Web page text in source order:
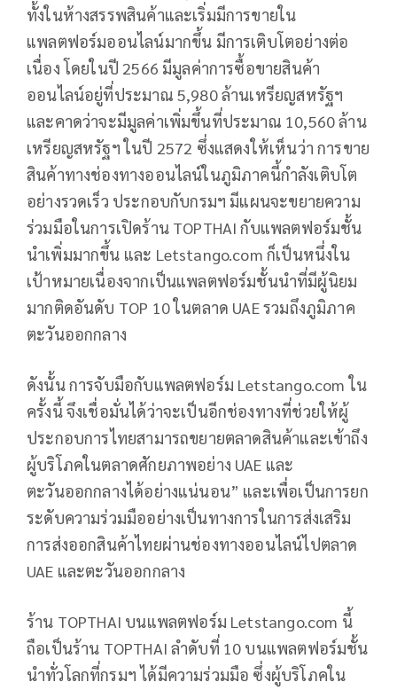
ทั้งในห้างสรรพสินค้าและเริ่มมีการขายใน
แพลตฟอร์มออนไลน์มากขึ้น มีการเติบโตอย่างต่อ
เนื่อง โดยในปี 2566 มีมูลค่าการซื้อขายสินค้า
ออนไลน์อยู่ที่ประมาณ 5,980 ล้านเหรียญสหรัฐฯ
และคาดว่าจะมีมูลค่าเพิ่มขึ้นที่ประมาณ 10,560 ล้าน
เหรียญสหรัฐฯ ในปี 2572 ซึ่งแสดงให้เห็นว่า การขาย
สินค้าทางช่องทางออนไลน์ในภูมิภาคนี้กำลังเติบโต
อย่างรวดเร็ว ประกอบกับกรมฯ มีแผนจะขยายความ
ร่วมมือในการเปิดร้าน TOPTHAI กับแพลตฟอร์มชั้น
นำเพิ่มมากขึ้น และ Letstango.com ก็เป็นหนึ่งใน
เป้าหมายเนื่องจากเป็นแพลตฟอร์มชั้นนำที่มีผู้นิยม
มากติดอันดับ TOP 10 ในตลาด UAE รวมถึงภูมิภาค
ตะวันออกกลาง
ดังนั้น การจับมือกับแพลตฟอร์ม Letstango.com ใน
ครั้งนี้ จึงเชื่อมั่นได้ว่าจะเป็นอีกช่องทางที่ช่วยให้ผู้
ประกอบการไทยสามารถขยายตลาดสินค้าและเข้าถึง
ผู้บริโภคในตลาดศักยภาพอย่าง UAE และ
ตะวันออกกลางได้อย่างแน่นอน” และเพื่อเป็นการยก
ระดับความร่วมมืออย่างเป็นทางการในการส่งเสริม
การส่งออกสินค้าไทยผ่านช่องทางออนไลน์ไปตลาด
UAE และตะวันออกกลาง
ร้าน TOPTHAI บนแพลตฟอร์ม Letstango.com นี้
ถือเป็นร้าน TOPTHAI ลำดับที่ 10 บนแพลตฟอร์มชั้น
นำทั่วโลกที่กรมฯ ได้มีความร่วมมือ ซึ่งผู้บริโภคใน